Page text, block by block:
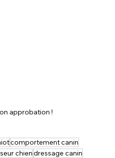
approbation !
comportement canin
chiendressage canin